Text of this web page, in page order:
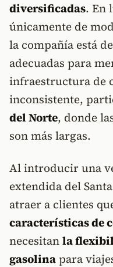
diversificadas. En
únicamente de
la compañía está
adecuadas para
infraestructura de
inconsistente,
del Norte, donde
son más largas.
Al introducir una
extendida del
atraer a clientes
características de
necesitanla
gasolinapara